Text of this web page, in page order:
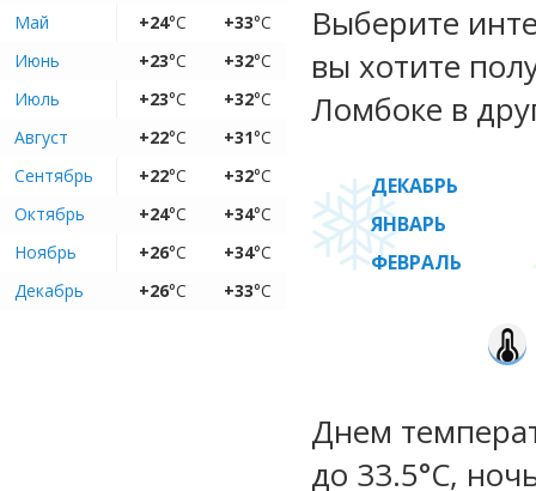
Май
+24°C +33°C
Июнь
+23°C +32°C
Июль
+23°C +32°C
Август
+22°C +31°C
Сентябрь
+22°C +32°C
Октябрь
+24°C +34°C
Ноябрь
+26°C +34°C
Декабрь
+26°C +33°C
Выберите
вы хотите
Ломбоке в
ДЕКАБРЬ
ЯНВАРЬ
ФЕВРАЛЬ
Днем
до 33.5°C,